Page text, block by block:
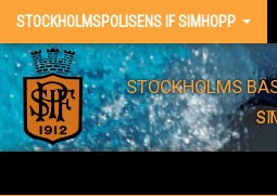
STOCKHOLMSPOLISENS IF SIMHOPP
STOCKHOLMS